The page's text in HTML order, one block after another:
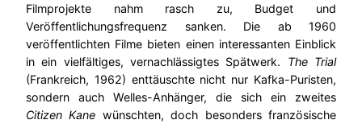
Filmprojekte nahm rasch zu, Budget und
Veröffentlichungsfrequenz sanken. Die ab 1960
veröffentlichten Filme bieten einen interessanten Einblick
in ein vielfältiges, vernachlässigtes Spätwerk. The Trial
(Frankreich, 1962) enttäuschte nicht nur Kafka-Puristen,
sondern auch Welles-Anhänger, die sich ein zweites
Citizen Kane wünschten, doch besonders französische